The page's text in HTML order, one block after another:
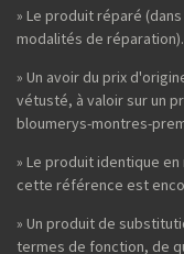
» Le produit réparé
modalités de réparation).
» Un avoir du prix
vétusté, à valoir sur un
bloumerys-montres-
» Le produit identique
cette référence est
» Un produit de
termes de fonction, de